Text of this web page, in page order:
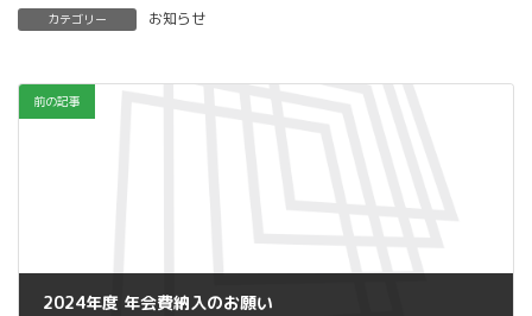
カテゴリー お知らせ
前の記事
2024年度 年会費納入のお願い